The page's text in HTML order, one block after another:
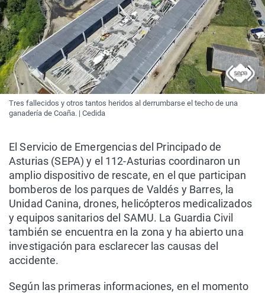
Tres fallecidos y otros tantos heridos al derrumbarse el techo de una
ganadería de Coaña. | Cedida
El Servicio de Emergencias del Principado de
Asturias (SEPA) y el 112-Asturias coordinaron un
amplio dispositivo de rescate, en el que participan
bomberos de los parques de Valdés y Barres, la
Unidad Canina, drones, helicópteros medicalizados
y equipos sanitarios del SAMU. La Guardia Civil
también se encuentra en la zona y ha abierto una
investigación para esclarecer las causas del
accidente.
Según las primeras informaciones, en el momento